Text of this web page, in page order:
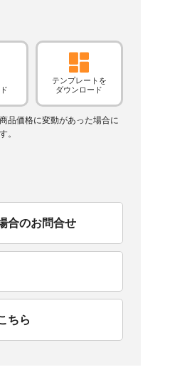
テンプレートを
ダウンロード
品価格に変動があった場合に
。
合のお問合せ
ちら